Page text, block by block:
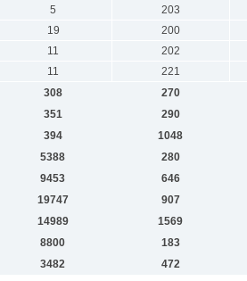
5 203
19 200
11 202
11 221
308 270
351 290
394 1048
5388 280
9453 646
19747 907
14989 1569
8800 183
3482 472